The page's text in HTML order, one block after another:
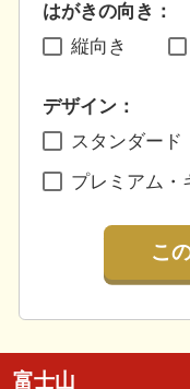
はがきの向き：
縦向き
デザイン：
スタンダード
プレミアム・
こ
富士山